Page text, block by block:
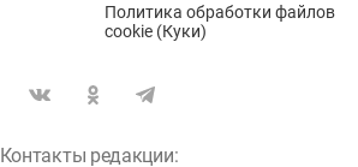
Политика обработки файлов
cookie (Куки)
Контакты редакции: